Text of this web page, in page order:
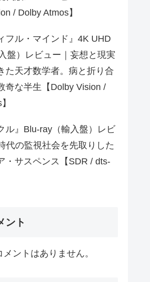
/ Dolby Atmos】
フル・マインド』4K UHD
盤）レビュー｜妄想と現実
た天才数学者。病と折り合
奇な半生【Dolby Vision /
ル』Blu-ray（輸入盤）レビ
代の監視社会を先取りした
・サスペンス【SDR / dts-
ント
ントはありません。